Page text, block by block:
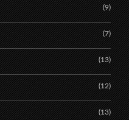
(9)
(7)
(13)
(12)
(13)